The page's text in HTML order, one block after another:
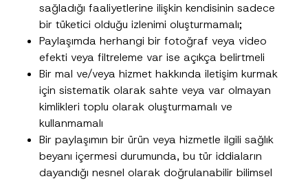
sağladığı faaliyetlerine ilişkin kendisinin sadece
bir tüketici olduğu izlenimi oluşturmamalı;
Paylaşımda herhangi bir fotoğraf veya video
efekti veya filtreleme var ise açıkça belirtmeli
Bir mal ve/veya hizmet hakkında iletişim kurmak
için sistematik olarak sahte veya var olmayan
kimlikleri toplu olarak oluşturmamalı ve
kullanmamalı
Bir paylaşımın bir ürün veya hizmetle ilgili sağlık
beyanı içermesi durumunda, bu tür iddiaların
dayandığı nesnel olarak doğrulanabilir bilimsel